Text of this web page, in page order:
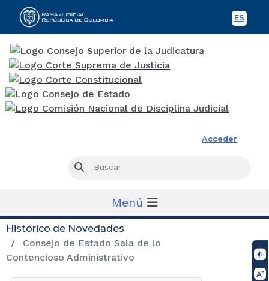
ES
Acceder
Buscar
Menú
Histórico de Novedades
Consejo de Estado Sala de lo
Contencioso Administrativo